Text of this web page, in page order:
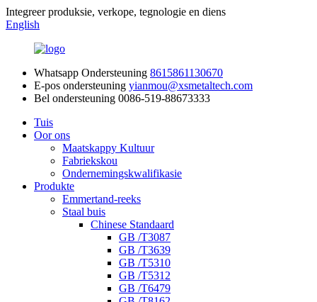
Integreer produksie, verkope, tegnologie en diens
English
Whatsapp Ondersteuning 8615861130670
E-pos ondersteuning yianmou@xsmetaltech.com
Bel ondersteuning 0086-519-88673333
Tuis
Oor ons
Maatskappy Kultuur
Fabriekskou
Ondernemingskwalifikasie
Produkte
Emmertand-reeks
Staal buis
Chinese Standaard
GB /T3087
GB /T3639
GB /T5310
GB /T5312
GB /T6479